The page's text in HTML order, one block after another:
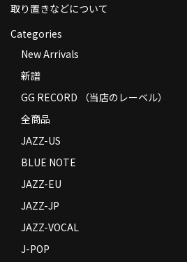
コンディション
Privacy Policy
Contact
取り置きなどについて
Categories
New Arrivals
新譜
GG RECORD （当店のレーベル）
全商品
JAZZ-US
BLUE NOTE
JAZZ-EU
JAZZ-JP
JAZZ-VOCAL
J-POP